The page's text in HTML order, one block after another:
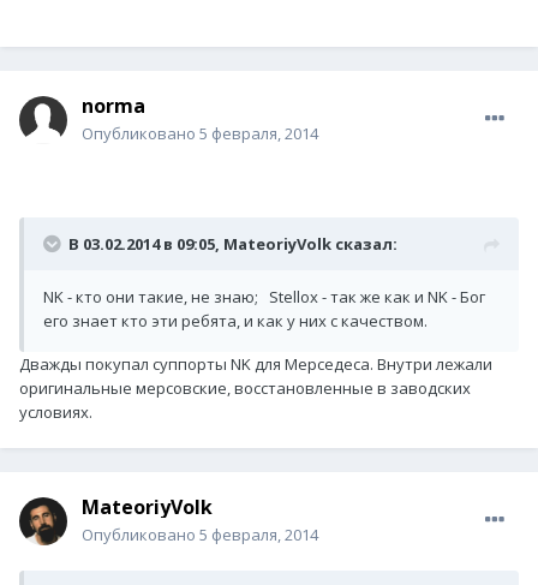
norma
Опубликовано 5 февраля, 2014
В 03.02.2014 в 09:05, MateoriyVolk сказал:
NK - кто они такие, не знаю; Stellox - так же как и NK - Бог
его знает кто эти ребята, и как у них с качеством.
Дважды покупал суппорты NK для Мерседеса. Внутри лежали
оригинальные мерсовские, восстановленные в заводских
условиях.
MateoriyVolk
Опубликовано 5 февраля, 2014